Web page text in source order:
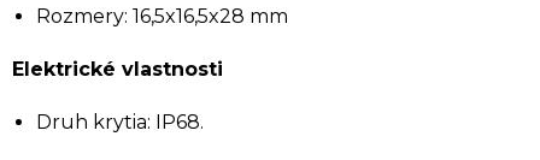
Rozmery: 16,5x16,5x28 mm
Elektrické vlastnosti
Druh krytia: IP68.